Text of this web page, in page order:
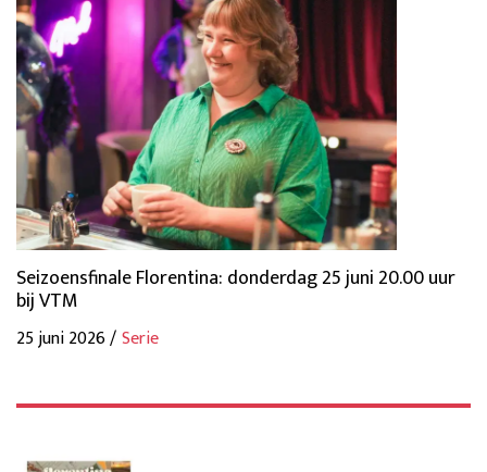
Seizoensfinale Florentina: donderdag 25 juni 20.00 uur
bij VTM
25 juni 2026 /Serie